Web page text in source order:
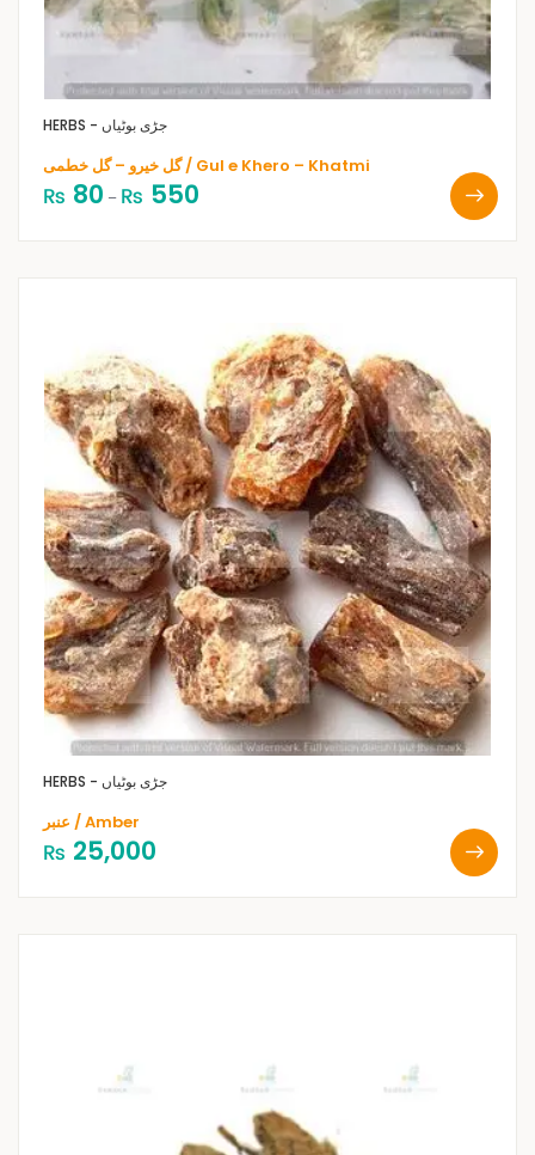
HERBS - جڑی بوٹیاں
گل خیرو – گل خطمی / Gul e Khero – Khatmi
₨ 80 – ₨ 550
HERBS - جڑی بوٹیاں
عنبر / Amber
₨ 25,000